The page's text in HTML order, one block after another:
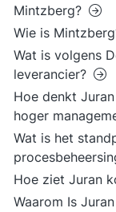
Mintzberg?
Wie is
Wat is volgens
leverancier?
Hoe denkt
hoger
Wat is het
Hoe ziet Juran
Waarom Is